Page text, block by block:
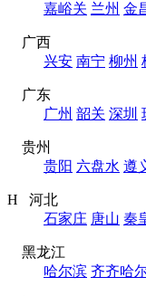
嘉峪关 兰州 金
广西
兴安 南宁 柳州
广东
广州 韶关 深圳
贵州
贵阳 六盘水 遵
H 河北
石家庄 唐山 秦
黑龙江
哈尔滨 齐齐哈